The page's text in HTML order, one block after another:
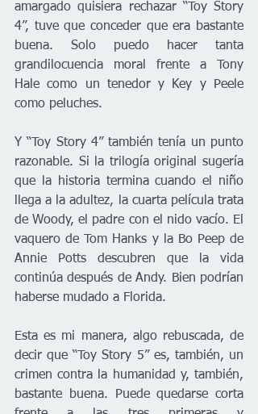
amargado quisiera rechazar “Toy Story
4”, tuve que conceder que era bastante
buena. Solo puedo hacer tanta
grandilocuencia moral frente a Tony
Hale como un tenedor y Key y Peele
como peluches.
Y “Toy Story 4” también tenía un punto
razonable. Si la trilogía original sugería
que la historia termina cuando el niño
llega a la adultez, la cuarta película trata
de Woody, el padre con el nido vacío. El
vaquero de Tom Hanks y la Bo Peep de
Annie Potts descubren que la vida
continúa después de Andy. Bien podrían
haberse mudado a Florida.
Esta es mi manera, algo rebuscada, de
decir que “Toy Story 5” es, también, un
crimen contra la humanidad y, también,
bastante buena. Puede quedarse corta